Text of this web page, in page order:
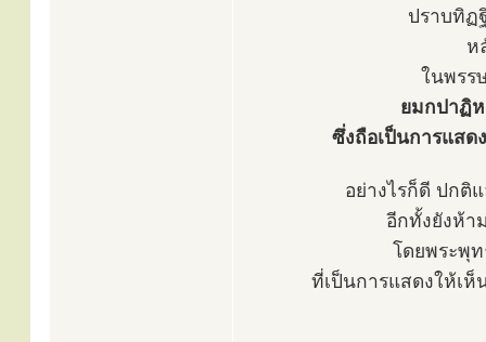
ปราบทิฏ
ห
ในพรร
ยมกปาฏิห
ซึ่งถือเป็นการแส
อย่างไรก็ดี ปกติ
อีกทั้งยังห้า
โดยพระพุ
ที่เป็นการแสดงให้เ